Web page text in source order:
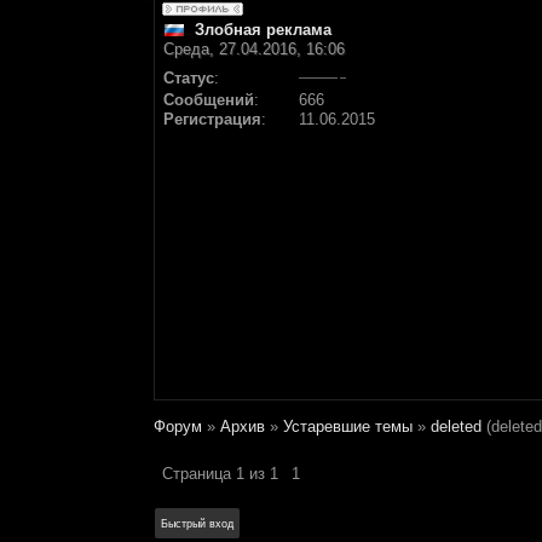
Злобная реклама
Среда, 27.04.2016, 16:06
Статус:
Сообщений:
666
Регистрация: 11.06.2015
Форум » Архив » Устаревшие темы » deleted
Страница 1 из 1 1